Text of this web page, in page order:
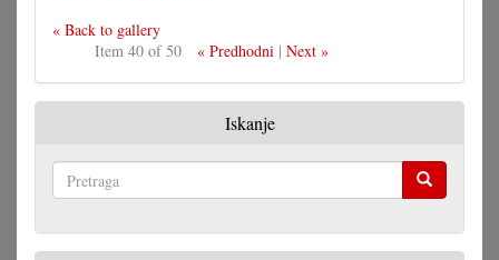
« Back to gallery
Item 40 of 50
« Predhodni| Next »
Iskanje